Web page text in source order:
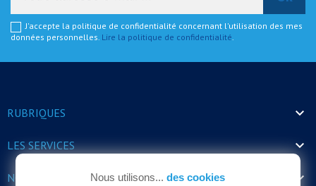
J'accepte la politique de confidentialité concernant l'utilisation des mes
données personnelles. Lire la politique de confidentialité
RUBRIQUES 
LES SERVICES 
NOS HORAIRES 
Nous utilisons... des cookies